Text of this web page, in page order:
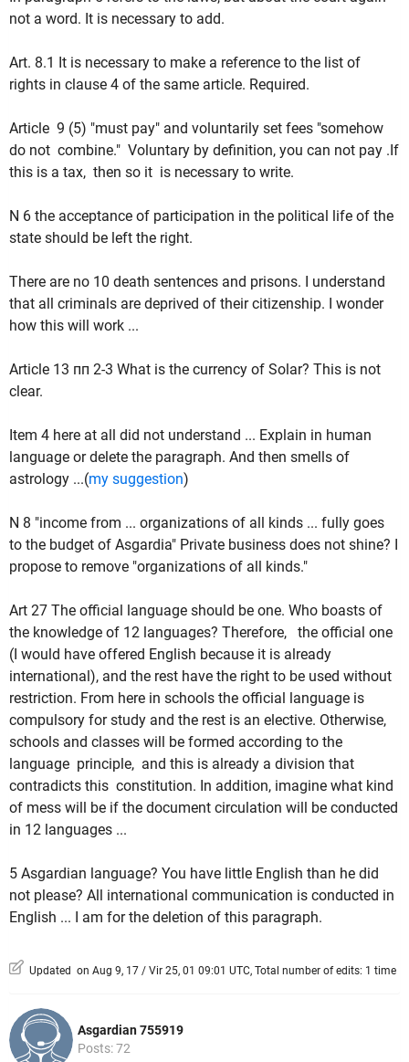
not a word. It is necessary to add.
Art. 8.1 It is necessary to make a reference to the list of
rights in clause 4 of the same article. Required.
Article 9 (5) "must pay" and voluntarily set fees "somehow
do not combine." Voluntary by definition, you can not pay .If
this is a tax, then so it is necessary to write.
N 6 the acceptance of participation in the political life of the
state should be left the right.
There are no 10 death sentences and prisons.
I understand
that all criminals are deprived of their citizenship.
I wonder
how this will work ...
Article 13 пп 2-3 What is the currency of Solar? This is not
clear.
Item 4 here at all did not understand ... Explain in human
language or delete the paragraph. And then smells of
astrology ...(my suggestion)
N 8 "income from ... organizations of all kinds ... fully goes
to the budget of Asgardia" Private business does not shine?
propose to remove "organizations of all kinds."
Art 27 The official language should be one. Who boasts of
the knowledge of 12 languages? Therefore, the official one
(I would have offered English because it is already
international), and the rest have the right to be used without
restriction. From here in schools the official language is
compulsory for study and the rest is an elective. Otherwise,
schools and classes will be formed according to the
language principle, and this is already a division that
contradicts this constitution. In addition, imagine what kind
of mess will be if the document circulation will be conducted
in 12 languages ...
5 Asgardian language? You have little English than he did
not please? All international communication is conducted in
English ... I am for the deletion of this paragraph.
Updated on Aug 9, 17 / Vir 25, 01 09:01 UTC, Total number of edits: 1 time
Asgardian 755919
Posts: 72